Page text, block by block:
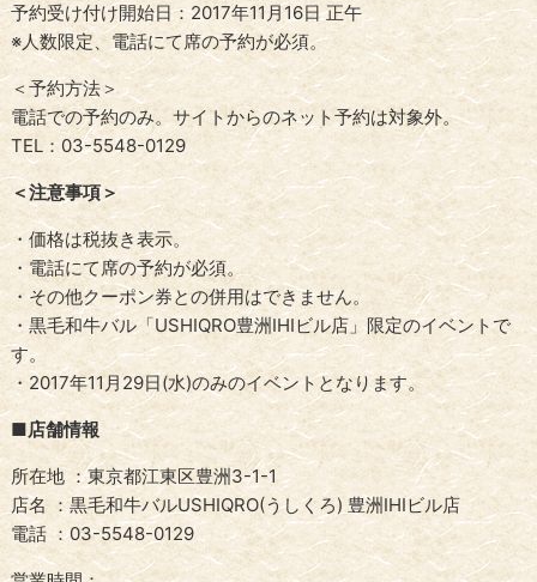
予約受け付け開始日：2017年11月16日 正午
※人数限定、電話にて席の予約が必須。
＜予約方法＞
電話での予約のみ。サイトからのネット予約は対象外。
TEL：03-5548-0129
＜注意事項＞
・価格は税抜き表示。
・電話にて席の予約が必須。
・その他クーポン券との併用はできません。
・黒毛和牛バル「USHIQRO豊洲IHIビル店」限定のイベントで
す。
・2017年11月29日(水)のみのイベントとなります。
■店舗情報
所在地 ：東京都江東区豊洲3-1-1
店名 ：黒毛和牛バルUSHIQRO(うしくろ) 豊洲IHIビル店
電話 ：03-5548-0129